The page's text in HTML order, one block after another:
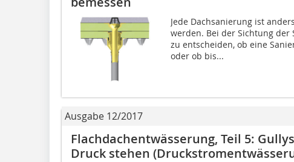
Jede Dachsanierung ist
werden. Bei der Sichtung
zu entscheiden, ob eine
oder ob bis...
Ausgabe 12/2017
Flachdachentwässerung, Teil 5:
Druck stehen